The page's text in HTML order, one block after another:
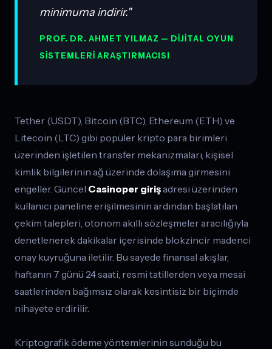
minimuma indirir."
PROF. DR. AHMET YILMAZ — DIJITAL OYUN
SISTEMLERI ARAŞTIRMACISI
Tether (USDT), Bitcoin (BTC), Ethereum (ETH) ve
Litecoin (LTC) gibi popüler kripto para birimleri
üzerinden işletilen transfer mekanizmaları, kişisel
kimlik bilgilerinin ağ üzerinde dolaşıma girmesini
engeller. Güncel Casinoper girişadresi üzerinden
kullanıcı paneline erişilmesinin ardından başlatılan
çekim talepleri, otonom akıllı sözleşmeler aracılığıyla
denetlenerek dakikalar içerisinde blokzincir madenci
onay kuyruğuna iletilir. Bu sayede finansal akışlar,
haftanın 7 günü 24 saati, resmi tatillerden veya mesai
saatlerinden bağımsız olarak kesintisiz bir biçimde
nihayete erdirilir.
Kriptografik ödeme yöntemlerinin sunduğu bu